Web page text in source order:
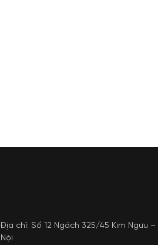
Địa chỉ: Số 12 Ngách 325/45 Kim Ngưu –
Nội